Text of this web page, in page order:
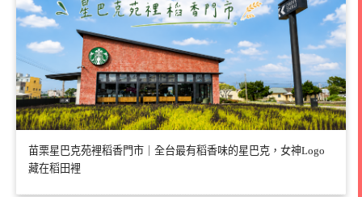
苗栗星巴克苑裡稻香門市｜全台最有稻香味的星巴克，女神Logo
藏在稻田裡